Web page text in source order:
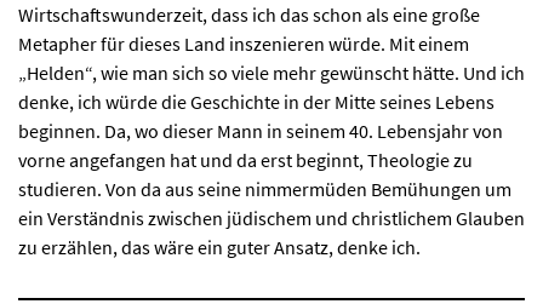
Wirtschaftswunderzeit, dass ich das schon als eine große
Metapher für dieses Land inszenieren würde. Mit einem
„Helden“, wie man sich so viele mehr gewünscht hätte. Und ich
denke, ich würde die Geschichte in der Mitte seines Lebens
beginnen. Da, wo dieser Mann in seinem 40. Lebensjahr von
vorne angefangen hat und da erst beginnt, Theologie zu
studieren. Von da aus seine nimmermüden Bemühungen um
ein Verständnis zwischen jüdischem und christlichem Glauben
zu erzählen, das wäre ein guter Ansatz, denke ich.